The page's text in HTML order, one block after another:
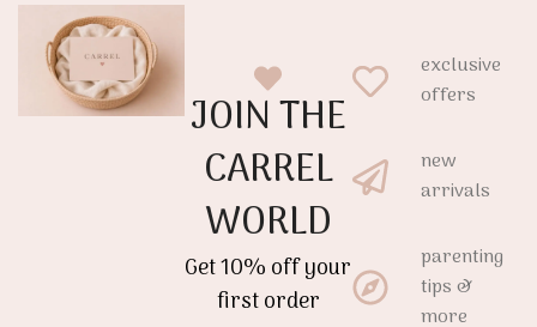
JOIN THE
CARREL
WORLD
Get 10% off your
first order
exclusive
offers
new
arrivals
parenting
tips &
more